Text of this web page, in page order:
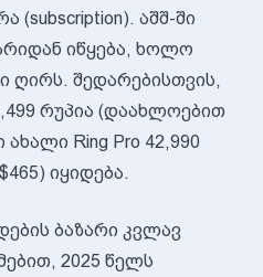
(subscription). აშშ-ში
იწყება, ხოლო
ღირს. შედარებისთვის,
რუპია (დაახლოებით
Ring Pro 42,990
იყიდება.
ბაზარი კვლავ
2025 წელს